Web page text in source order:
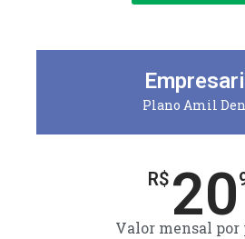
Plano Amil
R$ 20
Valor mensal por